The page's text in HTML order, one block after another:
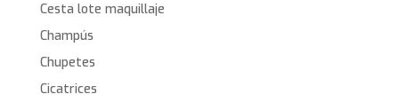
Cesta lote maquillaje
Champús
Chupetes
Cicatrices